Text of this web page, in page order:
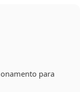
para